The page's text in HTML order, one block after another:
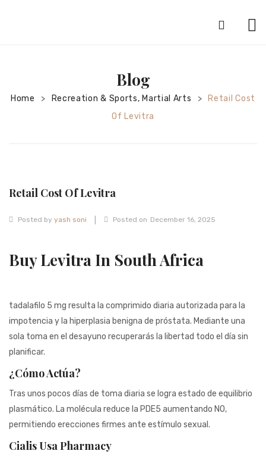
SILVER JEWELRY
HOME
TEST 3A2CC18A-8855-4A92-BC36-
941BC1A78131
Blog
Home > Recreation & Sports, Martial Arts >
Retail Cost
Of Levitra
Retail Cost Of Levitra
Posted by yash soni Posted on December 16, 2025
Buy Levitra In South Africa
tadalafilo 5 mg resulta la comprimido diaria autorizada para la
impotencia y la hiperplasia benigna de próstata. Mediante una
sola toma en el desayuno recuperarás la libertad todo el día sin
planificar.
¿Cómo Actúa?
Tras unos pocos días de toma diaria se logra estado de equilibrio
plasmático. La molécula reduce la PDE5 aumentando NO,
permitiendo erecciones firmes ante estímulo sexual.
Cialis Usa Pharmacy